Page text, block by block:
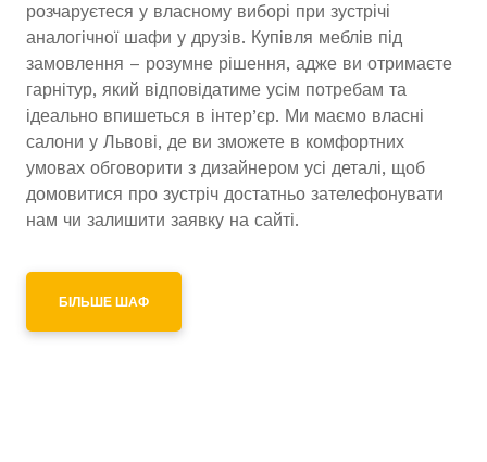
розчаруєтеся у власному виборі при зустрічі
аналогічної шафи у друзів. Купівля меблів під
замовлення – розумне рішення, адже ви отримаєте
гарнітур, який відповідатиме усім потребам та
ідеально впишеться в інтер’єр. Ми маємо власні
салони у Львові, де ви зможете в комфортних
умовах обговорити з дизайнером усі деталі, щоб
домовитися про зустріч достатньо зателефонувати
нам чи залишити заявку на сайті.
БІЛЬШЕ ШАФ